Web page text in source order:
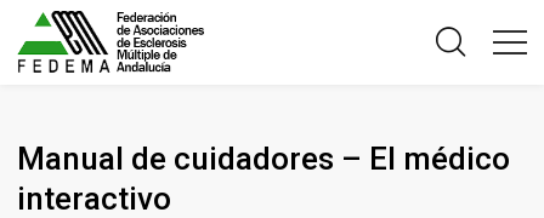
Manual de cuidadores – El médico
interactivo